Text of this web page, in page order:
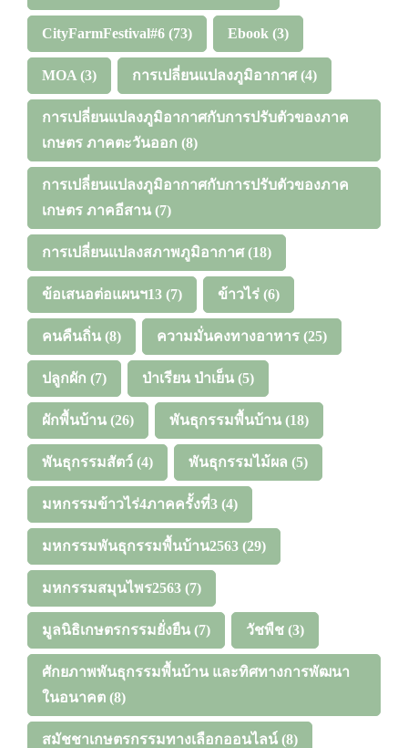
CityFarmFestival#6 (73) Ebook (3)
MOA (3) การเปลี่ยนแปลงภูมิอากาศ(4)
การเปลี่ยนแปลงภูมิอากาศกับการปรับตัวของภาค
เกษตร ภาคตะวันออก (8)
การเปลี่ยนแปลงภูมิอากาศกับการปรับตัวของภาค
เกษตร ภาคอีสาน (7)
การเปลี่ยนแปลงสภาพภูมิอากาศ(18)
ข้อเสนอต่อแผนฯ13 (7) ข้าวไร่ (6)
คนคืนถิ่น (8) ความมั่นคงทางอาหาร (25)
ปลูกผัก (7) ป่าเรียน ป่าเย็น (5)
ผักพื้นบ้าน (26) พันธุกรรมพื้นบ้าน (18)
พันธุกรรมสัตว์ (4) พันธุกรรมไม้ผล (5)
มหกรรมข้าวไร่4ภาคครั้งที่3 (4)
มหกรรมพันธุกรรมพื้นบ้าน2563 (29)
มหกรรมสมุนไพร2563 (7)
มูลนิธิเกษตรกรรมยั่งยืน (7) วัชพืช (3)
ศักยภาพพันธุกรรมพื้นบ้าน และทิศทางการพัฒนา
ในอนาคต (8)
สมัชชาเกษตรกรรมทางเลือกออนไลน์ (8)